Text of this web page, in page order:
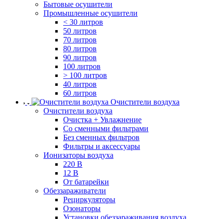
Бытовые осушители
Промышленные осушители
< 30 литров
50 литров
70 литров
80 литров
90 литров
100 литров
> 100 литров
40 литров
60 литров
Очистители воздуха
Очистители воздуха
Очистка + Увлажнение
Cо сменными фильтрами
Без сменных фильтров
Фильтры и аксессуары
Ионизаторы воздуха
220 В
12 В
От батарейки
Обеззараживатели
Рециркуляторы
Озонаторы
Установки обеззараживания воздуха